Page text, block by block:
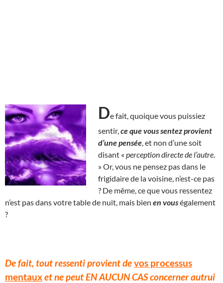
De fait, quoique vous puissiez
sentir, ce que vous sentez provient
d’une pensée , et non d’une soit
disant « perception directe de l’autre
» Or, vous ne pensez pas dans le
frigidaire de la voisine, n’est-ce pas
? De même, ce que vous ressentez
n’est pas dans votre table de nuit, mais bien en vouségalement
?
De fait, tout ressenti provient devos processus
mentauxet ne peut EN AUCUN CAS concerner autrui